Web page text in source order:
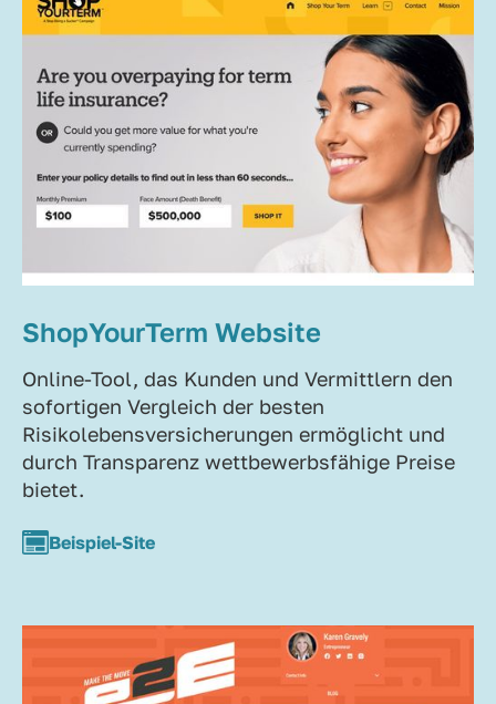
ShopYourTerm Website
Online-Tool, das Kunden und Vermittlern den
sofortigen Vergleich der besten
Risikolebensversicherungen ermöglicht und
durch Transparenz wettbewerbsfähige Preise
bietet.
Beispiel-Site